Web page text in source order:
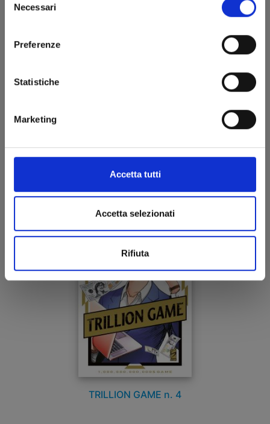
delNecessari
Preferenze
Statistiche
Marketing
Accetta tutti
Accetta selezionati
Rifiuta
13/12/2023
€ 6,90
TRILLION GAME n. 4